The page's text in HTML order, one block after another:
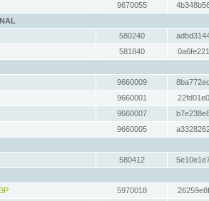
9670055
580240
581840
9660009
9660001
9660007
9660005
580412
5970018